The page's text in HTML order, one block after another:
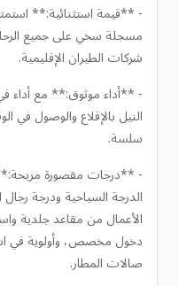
- **قيمة استثنائية:**
مسجلة سخي على جميع
شركات الطيران الإقليمية.
النيل بالإقلاع والوصول
سلسة.
- **درجات مقصورة
الدرجة السياحية ودرجة
الأعمال من مقاعد جلدية
دخول مخصص، وأولوية في
صالات المطار.